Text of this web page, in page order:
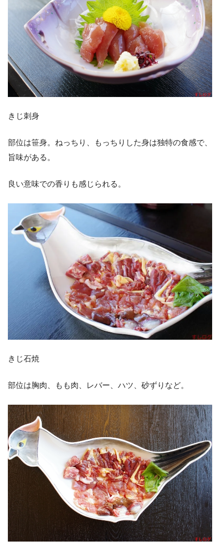
きじ刺身
部位は笹身。ねっちり、もっちりした身は独特の食感で、
旨味がある。
良い意味での香りも感じられる。
きじ石焼
部位は胸肉、もも肉、レバー、ハツ、砂ずりなど。